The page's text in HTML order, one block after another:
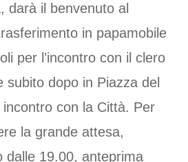
darà il benvenuto al
in papamobile
per l’incontro con il clero
subito dopo in Piazza del
con la Città. Per
la grande attesa,
dalle 19.00, anteprima